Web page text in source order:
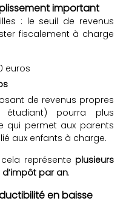
important
: le seuil de revenus
fiscalement à charge
euros
de revenus propres
pourra plus
qui permet aux parents
aux enfants à charge.
représente plusieurs
d’impôt par an.
en baisse